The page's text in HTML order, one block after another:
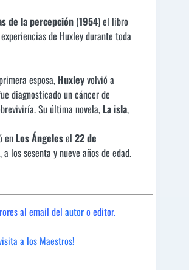
de la percepción (1954) el libro
de Huxley durante toda
esposa, Huxleyvolvió a
diagnosticado un cáncer de
Su última novela, La isla,
en Los Ángelesel 22 de
, a los sesenta y nueve años de edad.
al email del autoro editor.
a los Maestros!